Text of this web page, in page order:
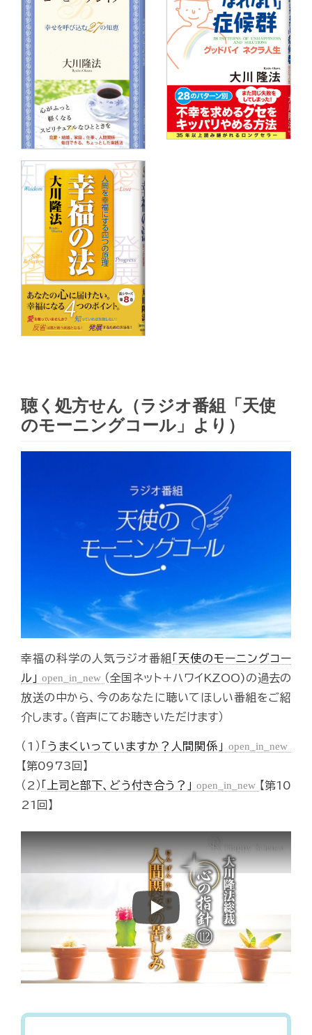
聴く処方せん（ラジオ番組「天使
のモーニングコール」より）
幸福の科学の人気ラジオ番組
｢天使のモーニングコー
ル｣ open_in_new （全国ネット＋ハワイKZOO)の過去の
放送の中から、今のあなたに聴いてほしい番組をご紹
介します。（音声にてお聴きいただけます）
（1） ｢うまくいっていますか？人間関係｣open_in_new
【第0973回】
（2）
｢上司と部下、どう付き合う？｣ open_in_new 【第10
21回】
Play